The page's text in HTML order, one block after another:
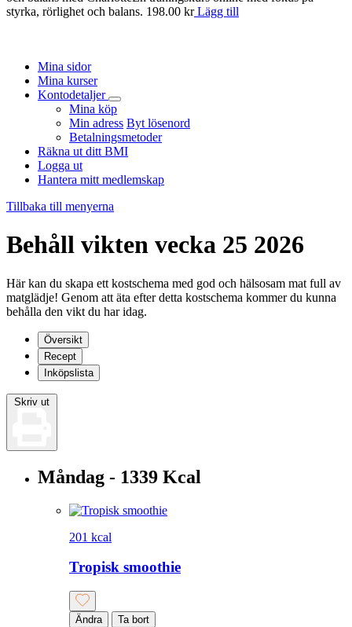
styrka, rörlighet och balans. 198.00 krLägg till
Mina sidor
Mina kurser
Kontodetaljer
Mina köp
Min adress Byt lösenord
Betalningsmetoder
Räkna ut ditt BMI
Logga ut
Hantera mitt medlemskap
Tillbaka till menyerna
Behåll vikten vecka 25 2026
Här kan du skapa ett kostschema med god och hälsosam mat full av
matglädje! Genom att äta efter detta kostschema kommer du kunna
behålla den vikt du har idag.
Översikt
Recept
Inköpslista
Måndag - 1339 Kcal
201 kcal
Tropisk smoothie
Ändra Ta bort